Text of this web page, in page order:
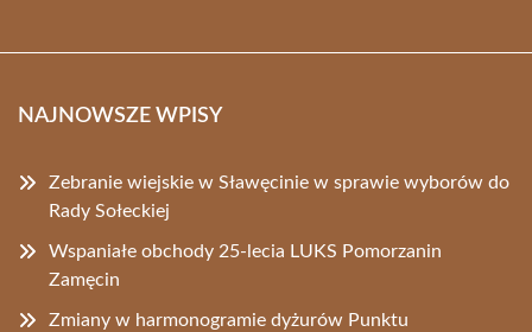
NAJNOWSZE WPISY
Zebranie wiejskie w Sławęcinie w sprawie wyborów do
Rady Sołeckiej
Wspaniałe obchody 25-lecia LUKS Pomorzanin
Zamęcin
Zmiany w harmonogramie dyżurów Punktu